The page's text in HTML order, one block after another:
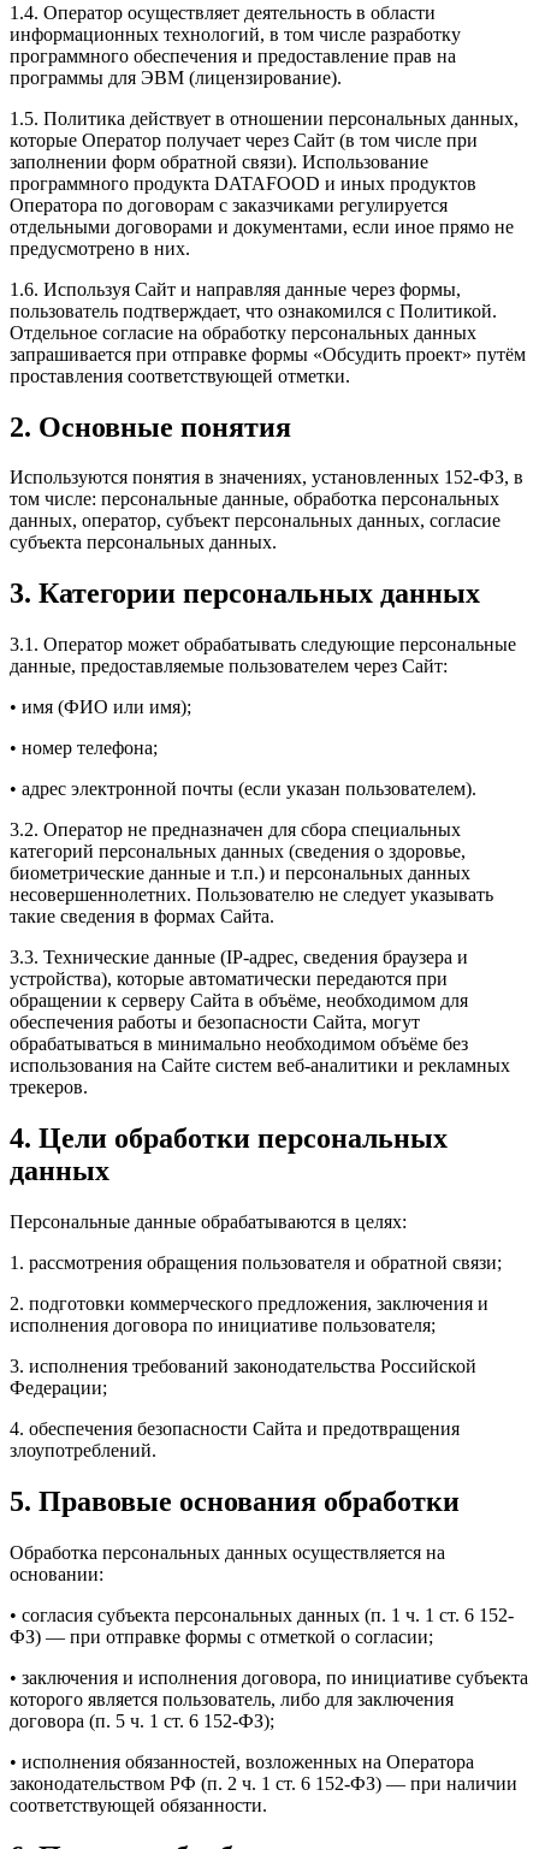
1.4. Оператор осуществляет деятельность в области
информационных технологий, в том числе разработку
программного обеспечения и предоставление прав на
программы для ЭВМ (лицензирование).
1.5. Политика действует в отношении персональных данных,
которые Оператор получает через Сайт (в том числе при
заполнении форм обратной связи). Использование
программного продукта DATAFOOD и иных продуктов
Оператора по договорам с заказчиками регулируется
отдельными договорами и документами, если иное прямо не
предусмотрено в них.
1.6. Используя Сайт и направляя данные через формы,
пользователь подтверждает, что ознакомился с Политикой.
Отдельное согласие на обработку персональных данных
запрашивается при отправке формы «Обсудить проект» путём
проставления соответствующей отметки.
2. Основные понятия
Используются понятия в значениях, установленных 152-ФЗ, в
том числе: персональные данные, обработка персональных
данных, оператор, субъект персональных данных, согласие
субъекта персональных данных.
3. Категории персональных данных
3.1. Оператор может обрабатывать следующие персональные
данные, предоставляемые пользователем через Сайт:
• имя (ФИО или имя);
• номер телефона;
• адрес электронной почты (если указан пользователем).
3.2. Оператор не предназначен для сбора специальных
категорий персональных данных (сведения о здоровье,
биометрические данные и т.п.) и персональных данных
несовершеннолетних. Пользователю не следует указывать
такие сведения в формах Сайта.
3.3. Технические данные (IP-адрес, сведения браузера и
устройства), которые автоматически передаются при
обращении к серверу Сайта в объёме, необходимом для
обеспечения работы и безопасности Сайта, могут
обрабатываться в минимально необходимом объёме без
использования на Сайте систем веб-аналитики и рекламных
трекеров.
4. Цели обработки персональных
данных
Персональные данные обрабатываются в целях:
1. рассмотрения обращения пользователя и обратной связи;
2. подготовки коммерческого предложения, заключения и
исполнения договора по инициативе пользователя;
3. исполнения требований законодательства Российской
Федерации;
4. обеспечения безопасности Сайта и предотвращения
злоупотреблений.
5. Правовые основания обработки
Обработка персональных данных осуществляется на
основании:
• согласия субъекта персональных данных (п. 1 ч. 1 ст. 6 152-
ФЗ) — при отправке формы с отметкой о согласии;
• заключения и исполнения договора, по инициативе субъекта
которого является пользователь, либо для заключения
договора (п. 5 ч. 1 ст. 6 152-ФЗ);
• исполнения обязанностей, возложенных на Оператора
законодательством РФ (п. 2 ч. 1 ст. 6 152-ФЗ) — при наличии
соответствующей обязанности.